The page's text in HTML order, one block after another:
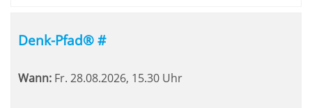
Denk-Pfad® #
Wann: Fr. 28.08.2026, 15.30 Uhr